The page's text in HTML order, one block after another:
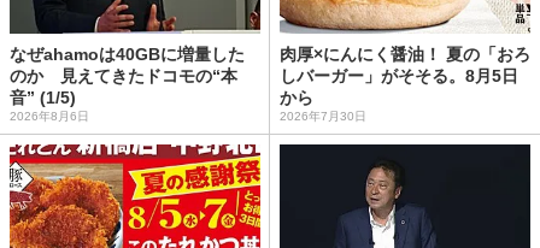
なぜahamoは40GBに増量した
のか 見えてきたドコモの“本
音” (1/5)
2026年8月6日
肉厚×にんにく醤油！ 夏の「おろ
しバーガー」がそそる。8月5日
から
2026年7月30日